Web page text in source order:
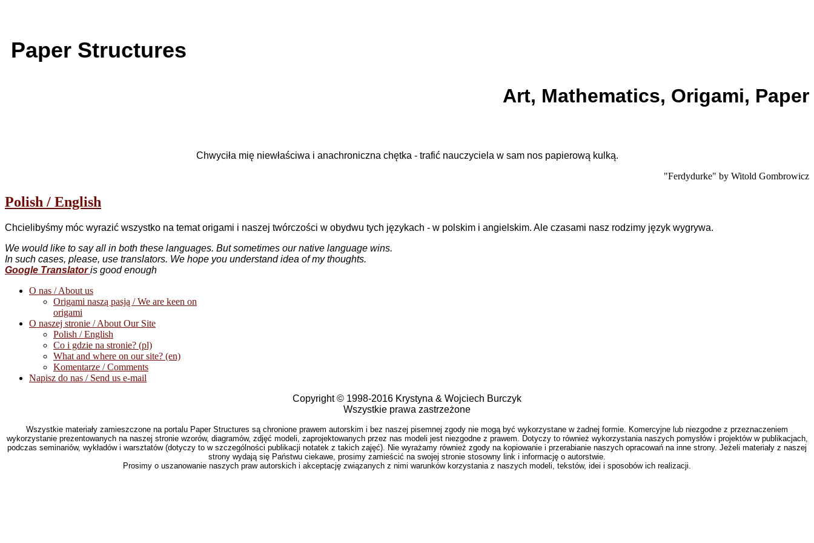
Paper Structures
Art, Mathematics, Origami, Paper
Chwyciła mię niewłaściwa i anachroniczna chętka - trafić nauczyciela w sam nos papierową kulką.
"Ferdydurke" by Witold Gombrowicz
Polish / English
Chcielibyśmy móc wyrazić wszystko na temat origami i naszej twórczości w obydwu tych językach - w polskim i angielskim. Ale czasami nasz rodzimy język wygrywa.
We would like to say all in both these languages. But sometimes our native language wins.
In such cases, please, use translators. We hope you understand idea of my thoughts.
Google Translatoris good enough
O nas / About us
Origami naszą pasją / We are keen on
origami
O naszej stronie / About Our Site
Polish / English
Co i gdzie na stronie? (pl)
What and where on our site? (en)
Komentarze / Comments
Napisz do nas / Send us e-mail
Copyright © 1998-2016 Krystyna & Wojciech Burczyk
Wszystkie prawa zastrzeżone
Wszystkie materiały zamieszczone na portalu Paper Structures są chronione prawem autorskim i bez naszej pisemnej zgody nie mogą być wykorzystane w żadnej formie. Komercyjne lub niezgodne z przeznaczeniem
wykorzystanie prezentowanych na naszej stronie wzorów, diagramów, zdjęć modeli, zaprojektowanych przez nas modeli jest niezgodne z prawem. Dotyczy to również wykorzystania naszych pomysłów i projektów w publikacjach,
podczas seminariów, wykładów i warsztatów (dotyczy to w szczególności publikacji notatek z takich zajęć). Nie wyrażamy również zgody na kopiowanie i przerabianie naszych opracowań na inne strony. Jeżeli materiały z naszej
strony wydają się Państwu ciekawe, prosimy zamieścić na swojej stronie stosowny link i informację o autorstwie.
Prosimy o uszanowanie naszych praw autorskich i akceptację związanych z nimi warunków korzystania z naszych modeli, tekstów, idei i sposobów ich realizacji.